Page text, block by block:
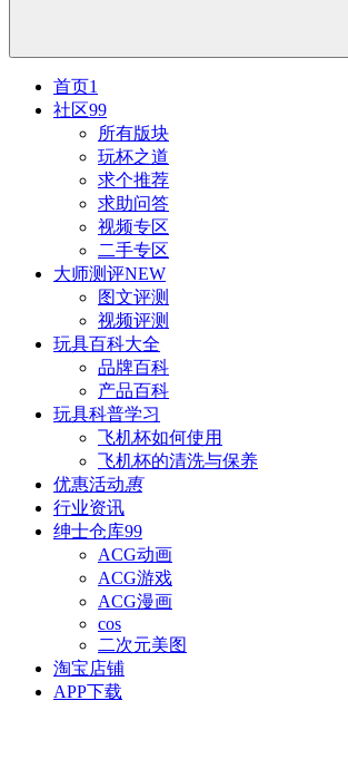
首页1
社区99
所有版块
玩杯之道
求个推荐
求助问答
视频专区
二手专区
大师测评NEW
图文评测
视频评测
玩具百科大全
品牌百科
产品百科
玩具科普学习
飞机杯如何使用
飞机杯的清洗与保养
优惠活动惠
行业资讯
绅士仓库99
ACG动画
ACG游戏
ACG漫画
cos
二次元美图
淘宝店铺
APP下载